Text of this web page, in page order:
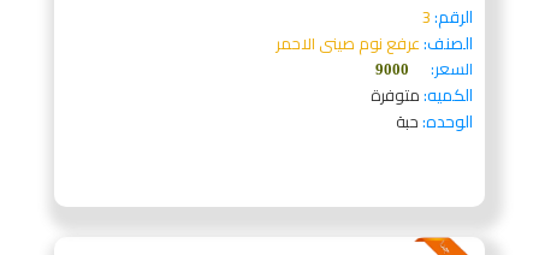
الرقم:3
الصنف:عرفع نوم صينى الاحمر
السعر:
9000
الكميه:متوفرة
الوحده:حبة